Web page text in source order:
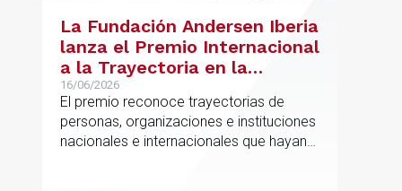
La Fundación Andersen Iberia
lanza el Premio Internacional
a la Trayectoria en la
Promoción de la Educación
16/06/2026
El premio reconoce trayectorias de
personas, organizaciones e instituciones
nacionales e internacionales que hayan